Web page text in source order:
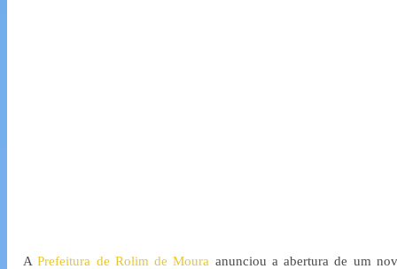
A Prefeitura de Rolim de Moura anunciou a abertura de um